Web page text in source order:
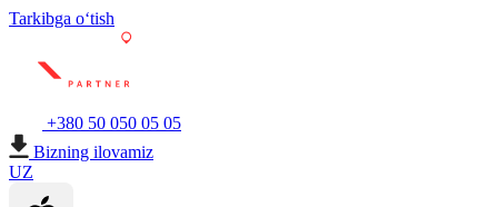
Tarkibga oʻtish
+380 50 050 05 05
Bizning ilovamiz
UZ